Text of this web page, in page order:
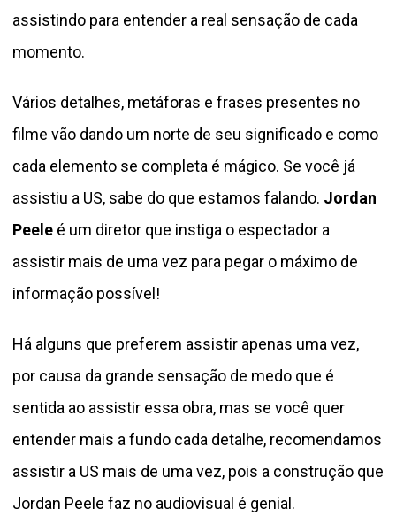
assistindo para entender a real sensação de cada
momento.
Vários detalhes, metáforas e frases presentes no
filme vão dando um norte de seu significado e como
cada elemento se completa é mágico. Se você já
assistiu a US, sabe do que estamos falando. Jordan
Peele é um diretor que instiga o espectador a
assistir mais de uma vez para pegar o máximo de
informação possível!
Há alguns que preferem assistir apenas uma vez,
por causa da grande sensação de medo que é
sentida ao assistir essa obra, mas se você quer
entender mais a fundo cada detalhe, recomendamos
assistir a US mais de uma vez, pois a construção que
Jordan Peele faz no audiovisual é genial.